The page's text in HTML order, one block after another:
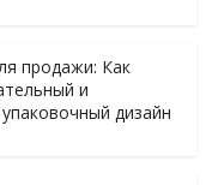
продажи: Как
и
дизайн